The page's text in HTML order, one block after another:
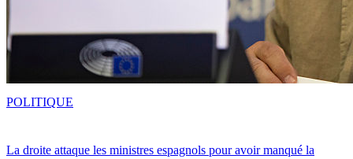
La droite attaque les ministres espagnols pour avoir manqué la
POLITIQUE